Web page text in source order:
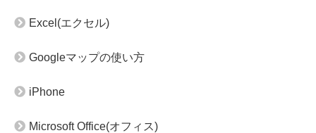
Excel(エクセル)
Googleマップの使い方
iPhone
Microsoft Office(オフィス)